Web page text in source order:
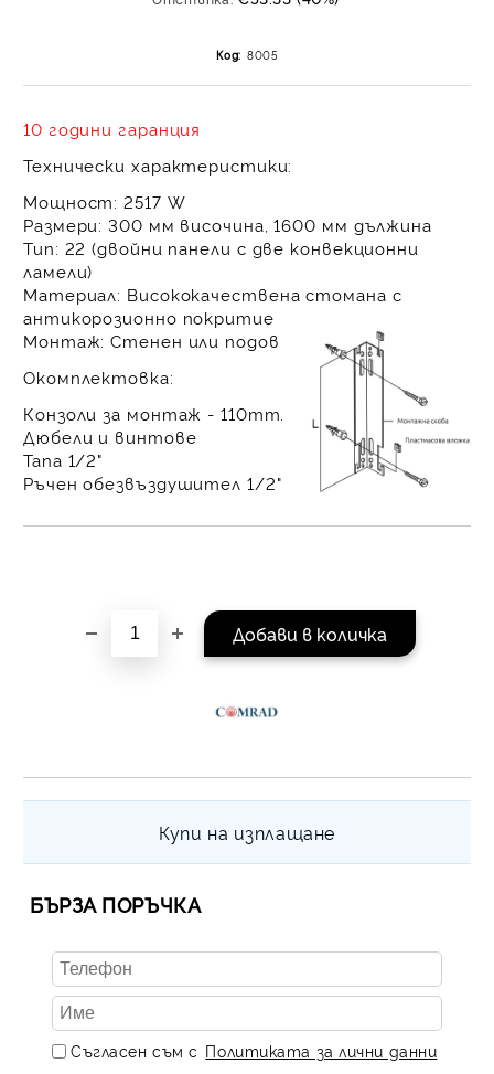
Код: 8005
10 години гаранция
Технически характеристики:
Мощност: 2517 W
Размери: 300 мм височина, 1600 мм дължина
Тип: 22 (двойни панели с две конвекционни
ламели)
Материал: Висококачествена стомана с
антикорозионно покритие
Монтаж: Стенен или подов
Окомплектовка:
Конзоли за монтаж - 110mm.
Дюбели и винтове
Тапа 1/2"
Ръчен обезвъздушител 1/2"
Купи на изплащане
/ €1022.61
БЪРЗА ПОРЪЧКА
Съгласен съм с Политиката за лични данни